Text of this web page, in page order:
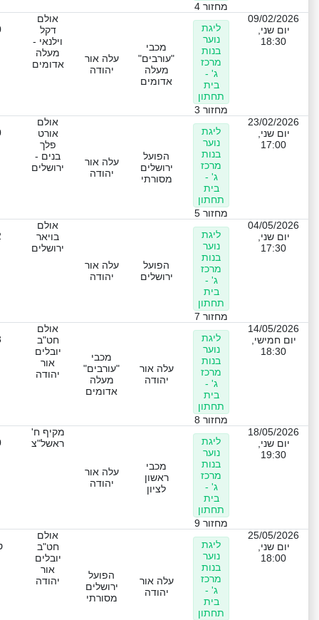
מחזור 4
09/02/2026
יום שני,
18:30
ליגת
נוער
בנות
מרכז
ג' -
בית
תחתון
מחזור 3
מכבי
"עורבים"
מעלה
אדומים
עלה אור
יהודה
אולם
דקל
וילנאי -
מעלה
אדומים
23/02/2026
יום שני,
17:00
ליגת
נוער
בנות
מרכז
ג' -
בית
תחתון
מחזור 5
הפועל
ירושלים
מסורתי
עלה אור
יהודה
אולם
אורט
פלך
בנים -
ירושלים
04/05/2026
יום שני,
17:30
ליגת
נוער
בנות
מרכז
ג' -
בית
תחתון
מחזור 7
הפועל
ירושלים
עלה אור
יהודה
אולם
בויאר
ירושלים
14/05/2026
יום חמישי,
18:30
ליגת
נוער
בנות
מרכז
ג' -
בית
תחתון
מחזור 8
עלה אור
יהודה
מכבי
"עורבים"
מעלה
אדומים
אולם
חט"ב
יובלים
אור
יהודה
18/05/2026
יום שני,
19:30
ליגת
נוער
בנות
מרכז
ג' -
בית
תחתון
מחזור 9
מכבי
ראשון
לציון
עלה אור
יהודה
מקיף ח'
ראשל"צ
25/05/2026
יום שני,
18:00
ליגת
נוער
בנות
מרכז
ג' -
בית
תחתון
עלה אור
יהודה
הפועל
ירושלים
מסורתי
אולם
חט"ב
יובלים
אור
יהודה